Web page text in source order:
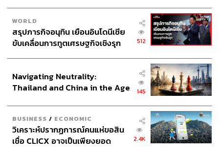
WORLD
สรุปภารกิจอนุทิน เยือนอินโดนีเซีย
ขับเคลื่อนการทูตเศรษฐกิจเชิงรุก
512
Navigating Neutrality:
Thailand and China in the Age
145
BUSINESS / ECONOMIC
วิเคราะห์ปรากฏการณ์คนแห่ขอสิน
เชื่อ CLICX อาจเป็นเพียงยอด
2.4K